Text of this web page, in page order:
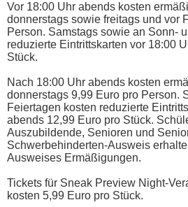
Vor 18:00 Uhr abends kosten
donnerstags sowie freitags und vor
Person. Samstags sowie an Sonn-
reduzierte Eintrittskarten vor 18:00
Stück.
Nach 18:00 Uhr abends kosten
donnerstags 9,99 Euro pro Person.
Feiertagen kosten reduzierte
abends 12,99 Euro pro Stück.
Auszubildende, Senioren und
Schwerbehinderten-Ausweis
Ausweises Ermäßigungen.
Tickets für Sneak Preview Night-
kosten 5,99 Euro pro Stück.